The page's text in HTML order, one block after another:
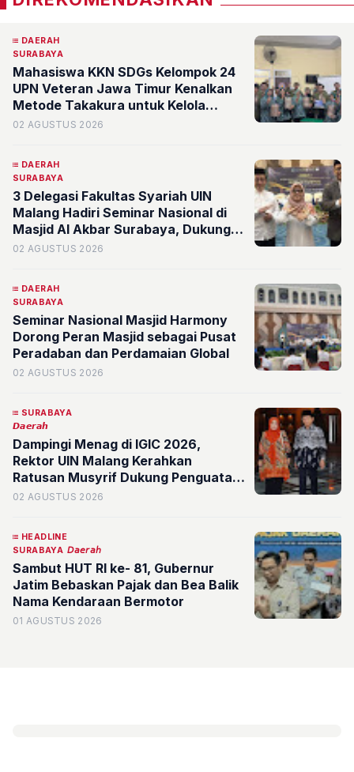
DAERAH
SURABAYA
Mahasiswa KKN SDGs Kelompok 24
UPN Veteran Jawa Timur Kenalkan
Metode Takakura untuk Kelola
Sampah Organik di RW 3 Simomulyo
02 AGUSTUS 2026
DAERAH
SURABAYA
3 Delegasi Fakultas Syariah UIN
Malang Hadiri Seminar Nasional di
Masjid Al Akbar Surabaya, Dukung
Diplomasi Keagamaan Tingkat
02 AGUSTUS 2026
DAERAH
SURABAYA
Seminar Nasional Masjid Harmony
Dorong Peran Masjid sebagai Pusat
Peradaban dan Perdamaian Global
02 AGUSTUS 2026
SURABAYA
𝘿𝙖𝙚𝙧𝙖𝙝
Dampingi Menag di IGIC 2026,
Rektor UIN Malang Kerahkan
Ratusan Musyrif Dukung Penguatan
Masjid sebagai Pusat Peradaban
02 AGUSTUS 2026
HEADLINE
SURABAYA 𝘋𝘢𝘦𝘳𝘢𝘩
Sambut HUT RI ke- 81, Gubernur
Jatim Bebaskan Pajak dan Bea Balik
Nama Kendaraan Bermotor
01 AGUSTUS 2026